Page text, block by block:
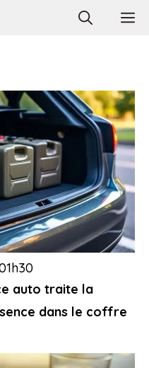
auto traite la
dans le coffre